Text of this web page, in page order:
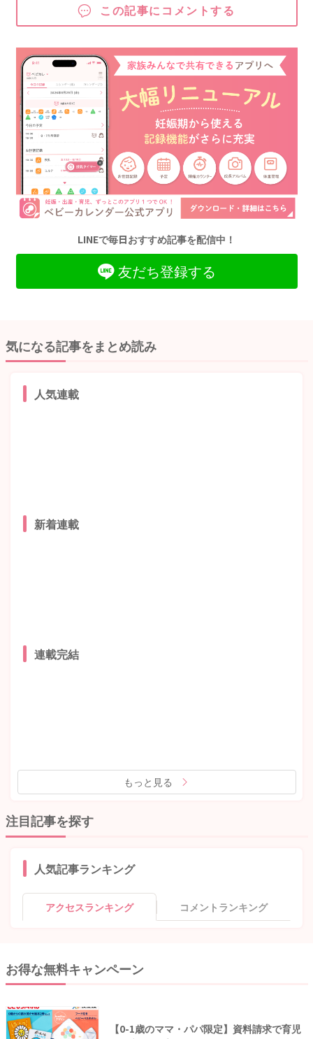
この記事にコメントする
LINEで毎日おすすめ記事を配信中！
友だち登録する
気になる記事をまとめ読み
人気連載
新着連載
連載完結
もっと見る
注目記事を探す
人気記事ランキング
アクセスランキング コメントランキング
お得な無料キャンペーン
【0-1歳のママ・パパ限定】資料請求で育児